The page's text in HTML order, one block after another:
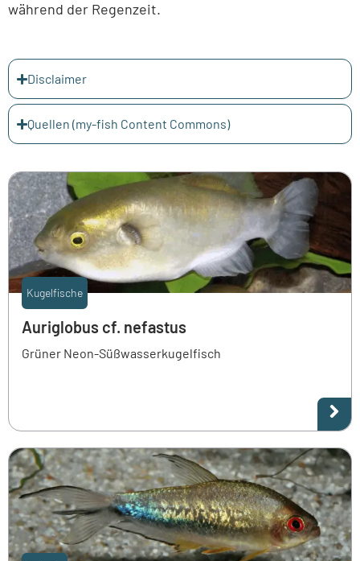
während der Regenzeit.
Disclaimer
Quellen (my-fish Content Commons)
Kugelfische
Auriglobus cf. nefastus
Grüner Neon-Süßwasserkugelfisch